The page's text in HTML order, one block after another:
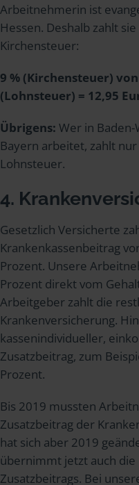
Arbeitnehmerin ist
Hessen. Deshalb zahlt
Kirchensteuer:
9 % (Kirchensteuer)
(Lohnsteuer) = 12,95
Übrigens: Wer in
Bayern arbeitet, zahlt
Lohnsteuer.
4.
Gesetzlich Versicherte
Krankenkassenbeitrag
Prozent. Unsere
Prozent direkt vom
Arbeitgeber zahlt die
Krankenversicherung.
kassenindividueller,
Zusatzbeitrag, zum
Prozent.
Bis 2019 mussten
Zusatzbeitrag der
hat sich aber 2019
übernimmt jetzt auch die
Zusatzbeitrags. Bei